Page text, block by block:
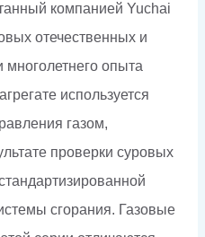
компанией Yuchai
отечественных и
многолетнего опыта
используется
газом,
проверки суровых
сгорания. Газовые